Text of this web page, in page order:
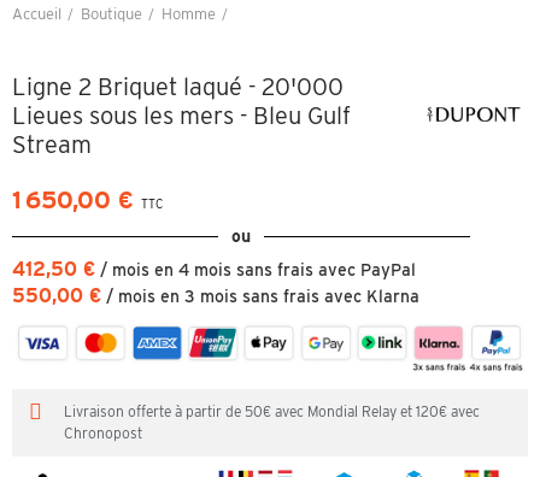
Accueil Boutique
Homme
Ligne 2 Briquet laqué - 20'000
Lieues sous les mers - Bleu Gulf
Stream
1 650,00 € TTC
ou
412,50 € / mois en 4 mois sans frais avec PayPal
550,00 € / mois en 3 mois sans frais avec Klarna
Livraison offerte à partir de 50€ avec Mondial Relay et 120€ avec
Chronopost